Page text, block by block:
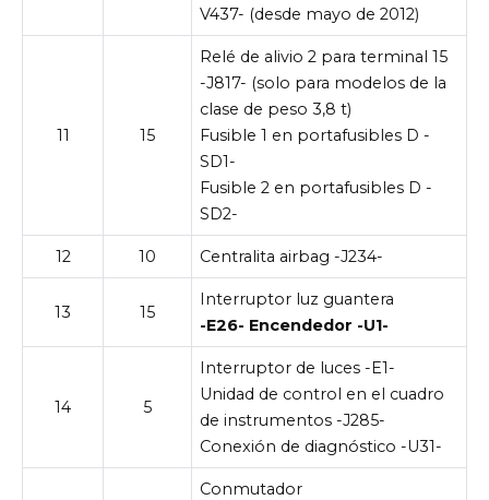
V437- (desde mayo de 2012)
11 15
Relé de alivio 2 para terminal 15
-J817- (solo para modelos de la
clase de peso 3,8 t)
Fusible 1 en portafusibles D -
SD1-
Fusible 2 en portafusibles D -
SD2-
12 10 Centralita airbag -J234-
13 15
Interruptor luz guantera
-E26- Encendedor -U1-
14 5
Interruptor de luces -E1-
Unidad de control en el cuadro
de instrumentos -J285-
Conexión de diagnóstico -U31-
Conmutador